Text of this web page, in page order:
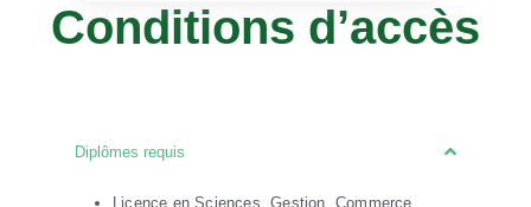
Conditions d’accès
Diplômes requis
Licence en Sciences, Gestion, Commerce,